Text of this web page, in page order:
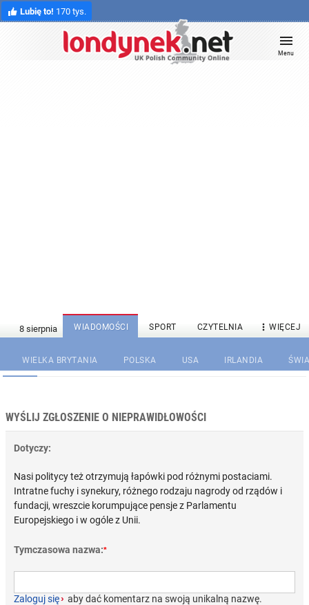
Lubię to! 170 tys.
Menu
WIADOMOŚCI SPORT CZYTELNIA  WIĘCEJ
WIELKA BRYTANIA POLSKA USA IRLANDIA
WYŚLIJ ZGŁOSZENIE O NIEPRAWIDŁOWOŚCI
Dotyczy:
Nasi politycy też otrzymują łapówki pod różnymi postaciami.
Intratne fuchy i synekury, różnego rodzaju nagrody od rządów i
fundacji, wreszcie korumpujące pensje z Parlamentu
Europejskiego i w ogóle z Unii.
Tymczasowa nazwa:*
Zaloguj się› aby dać komentarz na swoją unikalną nazwę.